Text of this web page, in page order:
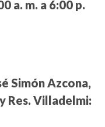
a. m. a 6:00 p.
Simón Azcona,
Res. Villadelmi: